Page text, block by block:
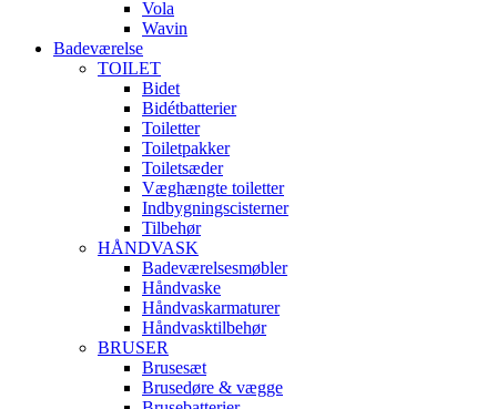
Vola
Wavin
Badeværelse
TOILET
Bidet
Bidétbatterier
Toiletter
Toiletpakker
Toiletsæder
Væghængte toiletter
Indbygningscisterner
Tilbehør
HÅNDVASK
Badeværelsesmøbler
Håndvaske
Håndvaskarmaturer
Håndvasktilbehør
BRUSER
Brusesæt
Brusedøre & vægge